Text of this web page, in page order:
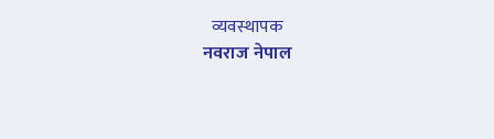
व्यवस्थापक
नवराज नेपाल